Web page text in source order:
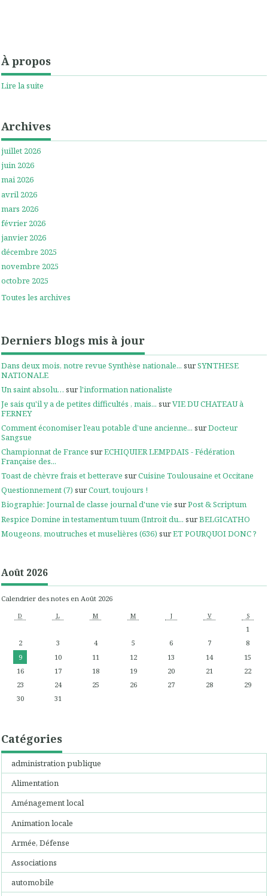
À propos
Lire la suite
Archives
juillet 2026
juin 2026
mai 2026
avril 2026
mars 2026
février 2026
janvier 2026
décembre 2025
novembre 2025
octobre 2025
Toutes les archives
Derniers blogs mis à jour
Dans deux mois, notre revue Synthèse nationale... surSYNTHESE
NATIONALE
Un saint absolu… surl'information nationaliste
Je sais qu'il y a de petites difficultés , mais... surVIE DU CHATEAU à
FERNEY
Comment économiser l’eau potable d’une ancienne... surDocteur
Sangsue
Championnat de France surECHIQUIER LEMPDAIS - Fédération
Française des...
Toast de chèvre frais et betterave surCuisine Toulousaine et Occitane
Questionnement (7) surCourt, toujours !
Biographie: Journal de classe journal d'une vie surPost & Scriptum
Respice Domine in testamentum tuum (Introit du... surBELGICATHO
Mougeons, moutruches et muselières (636) surET POURQUOI DONC ?
Août 2026
Calendrier des notes en Août 2026
D L M M J V S
1
2
3 4 5 6 7
8
9
10 11 12 13 14
15
16
17 18 19 20 21
22
23
24 25 26 27 28
29
30
31
Catégories
administration publique
Alimentation
Aménagement local
Animation locale
Armée, Défense
Associations
automobile